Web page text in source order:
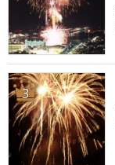
3